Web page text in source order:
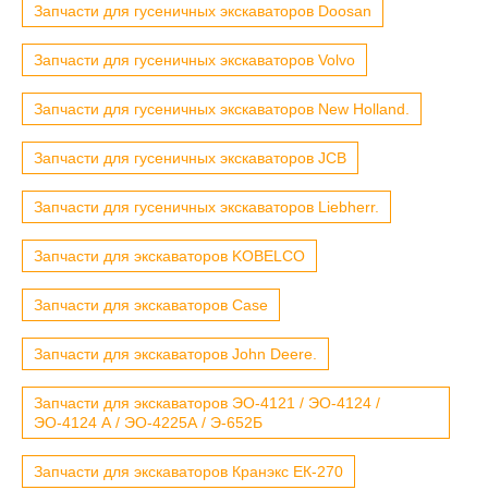
Запчасти для гусеничных экскаваторов Doosan
Запчасти для гусеничных экскаваторов Volvo
Запчасти для гусеничных экскаваторов New Holland.
Запчасти для гусеничных экскаваторов JCB
Запчасти для гусеничных экскаваторов Liebherr.
Запчасти для экскаваторов KOBELCO
Запчасти для экскаваторов Case
Запчасти для экскаваторов John Deere.
Запчасти для экскаваторов ЭО-4121 / ЭО-4124 /
ЭО-4124 А / ЭО-4225А / Э-652Б
Запчасти для экскаваторов Кранэкс ЕК-270